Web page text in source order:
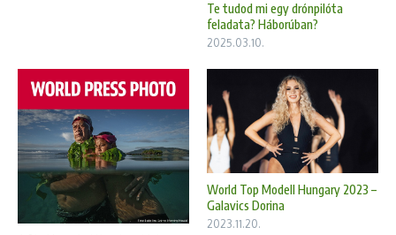
Te tudod mi egy drónpilóta
feladata? Háborúban?
2025.03.10.
World Top Modell Hungary 2023 –
Galavics Dorina
2023.11.20.